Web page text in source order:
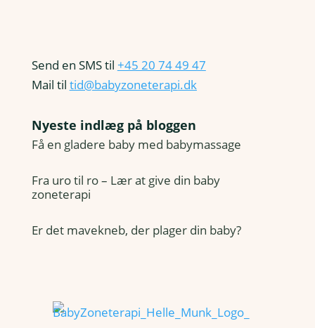
Send en SMS til +45 20 74 49 47
Mail til tid@babyzoneterapi.dk
Nyeste indlæg på bloggen
Få en gladere baby med babymassage
Fra uro til ro – Lær at give din baby
zoneterapi
Er det mavekneb, der plager din baby?